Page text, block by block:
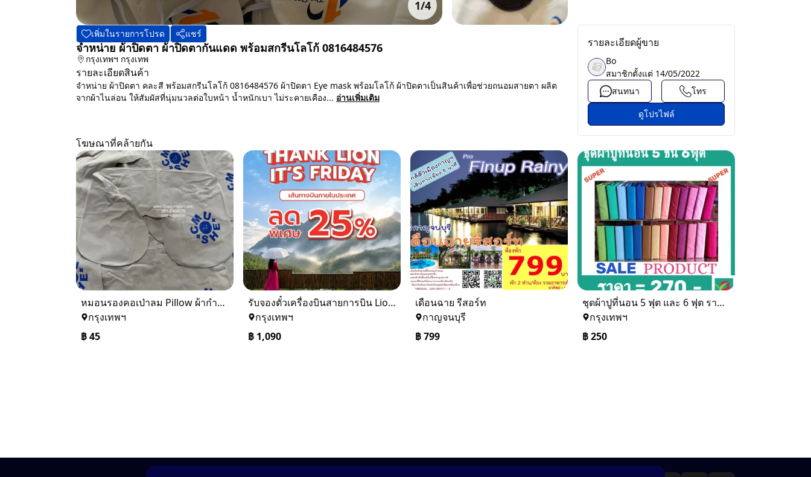
1/4
เพิ่มในรายการโปรด แชร์
จำหน่าย ผ้าปิดตา ผ้าปิดตากันแดด พร้อมสกรีนโลโก้ 0816484576
กรุงเทพฯ กรุงเทพ
รายละเอียดสินค้า
จำหน่าย ผ้าปิดตา คละสี พร้อมสกรีนโลโก้ 0816484576 ผ้าปิดตา Eye mask พร้อมโลโก้ ผ้าปิดตาเป็นสินค้าเพื่อช่วยถนอมสายตา ผลิต
จากผ้าไนล่อน ให้สัมผัสที่นุ่มนวลต่อใบหน้า น้ำหนักเบา ไม่ระคายเคือง... อ่านเพิ่มเติม
รายละเอียดผู้ขาย
Bo
สมาชิกตั้งแต่ 14/05/2022
สนทนา
โทร
ดูโปรไฟล์
โฆษณาที่คล้ายกัน
หมอนรองคอเป่าลม Pillow ผ้ากำมะหยี่ พร้อมสกรีนโลโก้ 0816484576
กรุงเทพฯ
฿45
รับจองตั๋วเครื่องบินสายการบิน Lion Air ทั้งในและต่างประเทศ
กรุงเทพฯ
฿ 1,090
เดือนฉาย รีสอร์ท
กาญจนบุรี
฿799
ชุดผ้าปูที่นอน 5 ฟุต และ 6 ฟุต ราคาเดียวจร้า สนใจรับไหมคะ
กรุงเทพฯ
฿250